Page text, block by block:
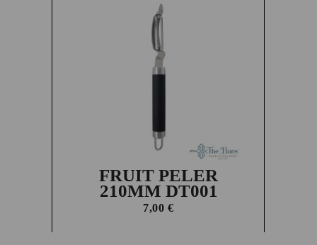
FRUIT PELER
210MM DT001
7,00€